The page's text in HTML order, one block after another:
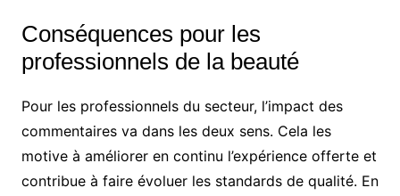
Conséquences pour les
professionnels de la beauté
Pour les professionnels du secteur, l’impact des
commentaires va dans les deux sens. Cela les
motive à améliorer en continu l’expérience offerte et
contribue à faire évoluer les standards de qualité. En